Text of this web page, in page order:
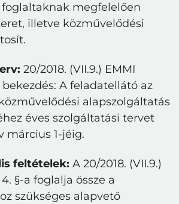
megfelelően
illetve közművelődési
20/2018. (VII.9.) EMMI
bekezdés: A feladatellátó az
alapszolgáltatás
éves szolgáltatási tervet
március 1-jéig.
feltételek: A 20/2018. (VII.9.)
§-a foglalja össze a
szükséges alapvető